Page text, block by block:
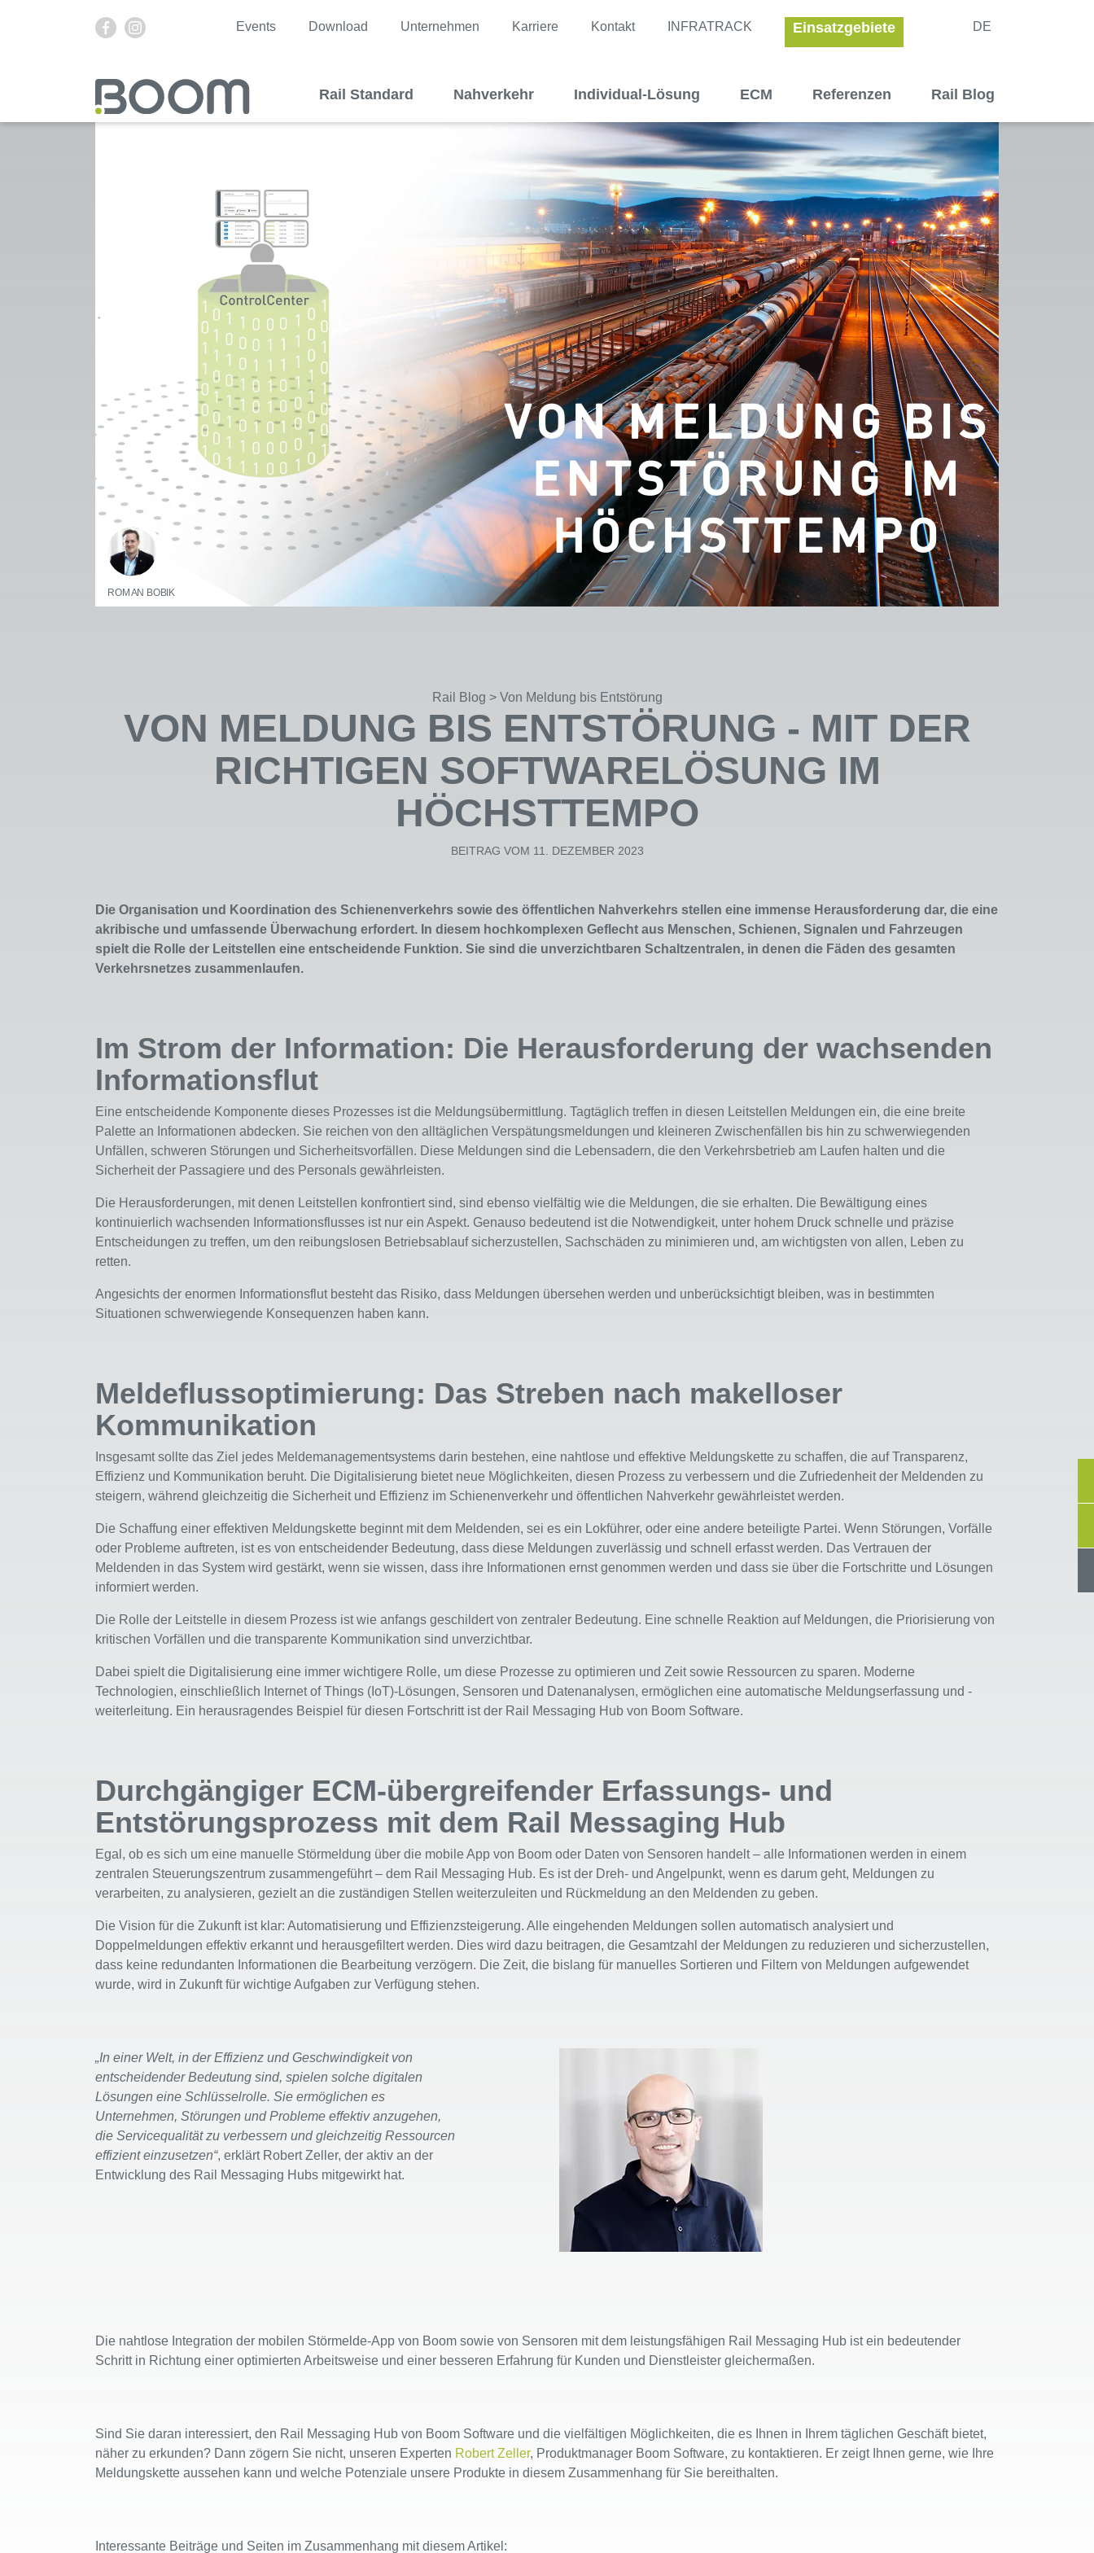
Events Download Unternehmen Karriere Kontakt INFRATRACK Einsatzgebiete DE
Rail Standard Nahverkehr Individual-Lösung ECM Referenzen Rail Blog
ROMAN BOBIK
Rail Blog > Von Meldung bis Entstörung
VON MELDUNG BIS ENTSTÖRUNG - MIT DER
RICHTIGEN SOFTWARELÖSUNG IM
HÖCHSTTEMPO
BEITRAG VOM 11. DEZEMBER 2023
Die Organisation und Koordination des Schienenverkehrs sowie des öffentlichen Nahverkehrs stellen eine immense Herausforderung dar, die eine
akribische und umfassende Überwachung erfordert. In diesem hochkomplexen Geflecht aus Menschen, Schienen, Signalen und Fahrzeugen
spielt die Rolle der Leitstellen eine entscheidende Funktion. Sie sind die unverzichtbaren Schaltzentralen, in denen die Fäden des gesamten
Verkehrsnetzes zusammenlaufen.
Im Strom der Information: Die Herausforderung der wachsenden
Informationsflut
Eine entscheidende Komponente dieses Prozesses ist die Meldungsübermittlung. Tagtäglich treffen in diesen Leitstellen Meldungen ein, die eine breite
Palette an Informationen abdecken. Sie reichen von den alltäglichen Verspätungsmeldungen und kleineren Zwischenfällen bis hin zu schwerwiegenden
Unfällen, schweren Störungen und Sicherheitsvorfällen. Diese Meldungen sind die Lebensadern, die den Verkehrsbetrieb am Laufen halten und die
Sicherheit der Passagiere und des Personals gewährleisten.
Die Herausforderungen, mit denen Leitstellen konfrontiert sind, sind ebenso vielfältig wie die Meldungen, die sie erhalten. Die Bewältigung eines
kontinuierlich wachsenden Informationsflusses ist nur ein Aspekt. Genauso bedeutend ist die Notwendigkeit, unter hohem Druck schnelle und präzise
Entscheidungen zu treffen, um den reibungslosen Betriebsablauf sicherzustellen, Sachschäden zu minimieren und, am wichtigsten von allen, Leben zu
retten.
Angesichts der enormen Informationsflut besteht das Risiko, dass Meldungen übersehen werden und unberücksichtigt bleiben, was in bestimmten
Situationen schwerwiegende Konsequenzen haben kann.
Meldeflussoptimierung: Das Streben nach makelloser
Kommunikation
Insgesamt sollte das Ziel jedes Meldemanagementsystems darin bestehen, eine nahtlose und effektive Meldungskette zu schaffen, die auf Transparenz,
Effizienz und Kommunikation beruht. Die Digitalisierung bietet neue Möglichkeiten, diesen Prozess zu verbessern und die Zufriedenheit der Meldenden zu
steigern, während gleichzeitig die Sicherheit und Effizienz im Schienenverkehr und öffentlichen Nahverkehr gewährleistet werden.
Die Schaffung einer effektiven Meldungskette beginnt mit dem Meldenden, sei es ein Lokführer, oder eine andere beteiligte Partei. Wenn Störungen, Vorfälle
oder Probleme auftreten, ist es von entscheidender Bedeutung, dass diese Meldungen zuverlässig und schnell erfasst werden. Das Vertrauen der
Meldenden in das System wird gestärkt, wenn sie wissen, dass ihre Informationen ernst genommen werden und dass sie über die Fortschritte und Lösungen
informiert werden.
Die Rolle der Leitstelle in diesem Prozess ist wie anfangs geschildert von zentraler Bedeutung. Eine schnelle Reaktion auf Meldungen, die Priorisierung von
kritischen Vorfällen und die transparente Kommunikation sind unverzichtbar.
Dabei spielt die Digitalisierung eine immer wichtigere Rolle, um diese Prozesse zu optimieren und Zeit sowie Ressourcen zu sparen. Moderne
Technologien, einschließlich Internet of Things (IoT)-Lösungen, Sensoren und Datenanalysen, ermöglichen eine automatische Meldungserfassung und -
weiterleitung. Ein herausragendes Beispiel für diesen Fortschritt ist der Rail Messaging Hub von Boom Software.
Durchgängiger ECM-übergreifender Erfassungs- und
Entstörungsprozess mit dem Rail Messaging Hub
Egal, ob es sich um eine manuelle Störmeldung über die mobile App von Boom oder Daten von Sensoren handelt – alle Informationen werden in einem
zentralen Steuerungszentrum zusammengeführt – dem Rail Messaging Hub. Es ist der Dreh- und Angelpunkt, wenn es darum geht, Meldungen zu
verarbeiten, zu analysieren, gezielt an die zuständigen Stellen weiterzuleiten und Rückmeldung an den Meldenden zu geben.
Die Vision für die Zukunft ist klar: Automatisierung und Effizienzsteigerung. Alle eingehenden Meldungen sollen automatisch analysiert und
Doppelmeldungen effektiv erkannt und herausgefiltert werden. Dies wird dazu beitragen, die Gesamtzahl der Meldungen zu reduzieren und sicherzustellen,
dass keine redundanten Informationen die Bearbeitung verzögern. Die Zeit, die bislang für manuelles Sortieren und Filtern von Meldungen aufgewendet
wurde, wird in Zukunft für wichtige Aufgaben zur Verfügung stehen.
„In einer Welt, in der Effizienz und Geschwindigkeit von
entscheidender Bedeutung sind, spielen solche digitalen
Lösungen eine Schlüsselrolle. Sie ermöglichen es
Unternehmen, Störungen und Probleme effektiv anzugehen,
die Servicequalität zu verbessern und gleichzeitig Ressourcen
effizient einzusetzen“, erklärt Robert Zeller, der aktiv an der
Entwicklung des Rail Messaging Hubs mitgewirkt hat.
Die nahtlose Integration der mobilen Störmelde-App von Boom sowie von Sensoren mit dem leistungsfähigen Rail Messaging Hub ist ein bedeutender
Schritt in Richtung einer optimierten Arbeitsweise und einer besseren Erfahrung für Kunden und Dienstleister gleichermaßen.
Sind Sie daran interessiert, den Rail Messaging Hub von Boom Software und die vielfältigen Möglichkeiten, die es Ihnen in Ihrem täglichen Geschäft bietet,
näher zu erkunden? Dann zögern Sie nicht, unseren Experten Robert Zeller, Produktmanager Boom Software, zu kontaktieren. Er zeigt Ihnen gerne, wie Ihre
Meldungskette aussehen kann und welche Potenziale unsere Produkte in diesem Zusammenhang für Sie bereithalten.
Interessante Beiträge und Seiten im Zusammenhang mit diesem Artikel: